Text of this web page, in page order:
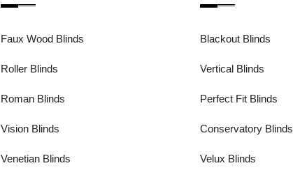
Faux Wood Blinds
Roller Blinds
Roman Blinds
Vision Blinds
Venetian Blinds
Blackout Blinds
Vertical Blinds
Perfect Fit Blinds
Conservatory Blinds
Velux Blinds